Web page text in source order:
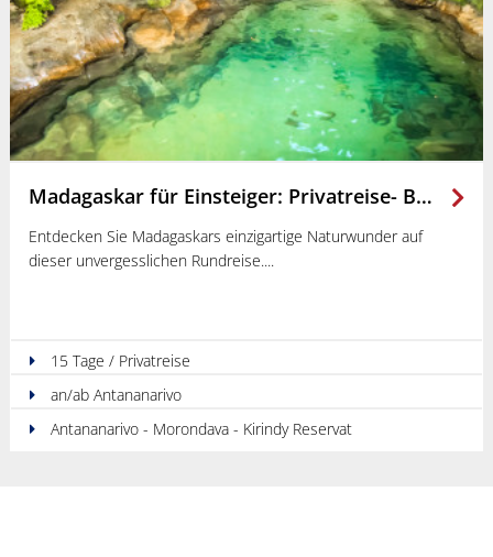
Madagaskar für Einsteiger: Privatreise- Baobabs, Lemuren & Traumstrände
Entdecken Sie Madagaskars einzigartige Naturwunder auf
dieser unvergesslichen Rundreise.
15 Tage / Privatreise
an/ab Antananarivo
Antananarivo - Morondava - Kirindy Reservat